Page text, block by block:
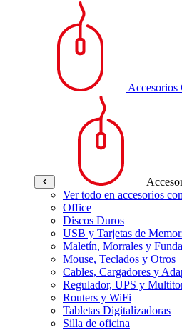
Accesorios
Ver todo en accesorios
Office
Discos Duros
USB y Tarjetas de
Maletín, Morrales y
Mouse, Teclados y Otros
Cables, Cargadores y
Regulador, UPS y
Routers y WiFi
Tabletas Digitalizadoras
Silla de oficina